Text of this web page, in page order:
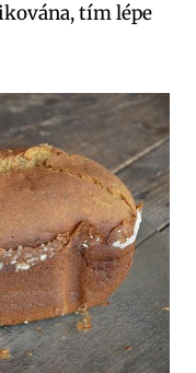
tím lépe